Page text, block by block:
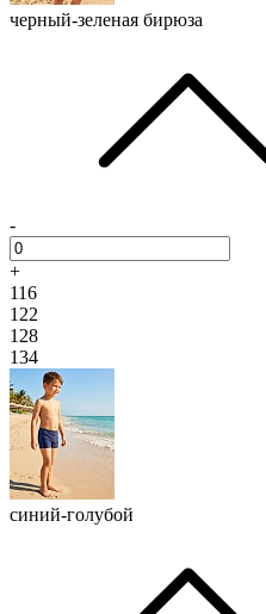
черный-зеленая бирюза
-
+
116
122
128
134
синий-голубой